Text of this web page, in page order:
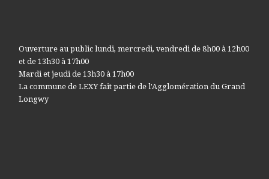
Ouverture au public lundi, mercredi, vendredi de 8h00 à 12h00
et de 13h30 à 17h00
Mardi et jeudi de 13h30 à 17h00
La commune de LEXY fait partie de l'Agglomération du Grand
Longwy